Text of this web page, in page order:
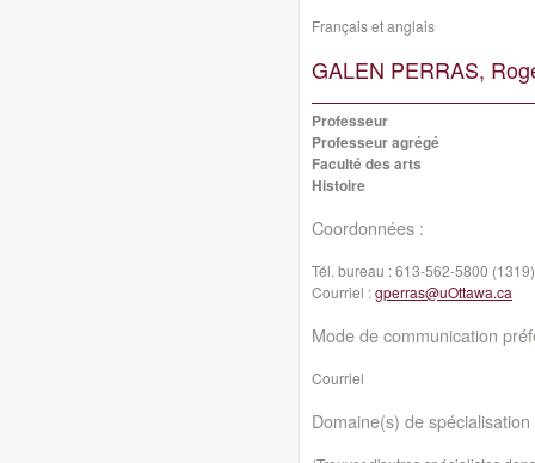
Français et anglais
GALEN PERRAS,
Professeur
Professeur agrégé
Faculté des arts
Histoire
Coordonnées :
Tél. bureau :613-562-5800 (1319)
Courriel :gperras@uOttawa.ca
Mode de communication
Courriel
Domaine(s) de spécialisation